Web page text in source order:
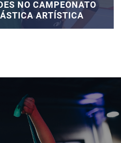
NO CAMPEONATO
ARTÍSTICA